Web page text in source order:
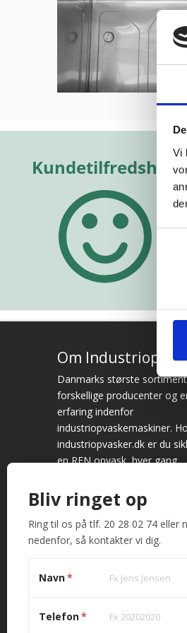
Vi
“Yderst
og vejledende”
Vurderet af Michael
Om
Danmarks største
forskellige producenter og
erfaring indenfor
industriopvaskemaskiner.
industriopvasker.dk er du
en REN opvask, hver gang.
Vi ved det godt – opvask er
først på dagsordenen.
der hver dag mange timer
op. Fungerer maskinen ikke
frustrationer. Køb derfor hos
industriopvasker.dk
Bliv ringet op
Ring til os på tlf. 20 28 02 74 eller
nedenfor, så kontakter vi dig.
Navn*
Telefon*